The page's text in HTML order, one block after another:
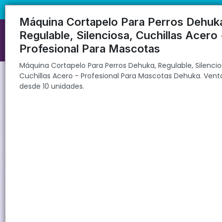
Máquina Cortapelo Para Perros Dehuka, Regulable, Silenciosa,
Máquina Cortapelo Para Perros
Regulable, Silenciosa, Cuchillas Acero
Profesional Para Mascotas
Máquina Cortapelo Para Perros Dehuka, Regulable,
Cuchillas Acero - Profesional Para Mascotas Dehuka.
desde 10 unidades.
🚚 Envíos rápidos a todo el país | 🛡️